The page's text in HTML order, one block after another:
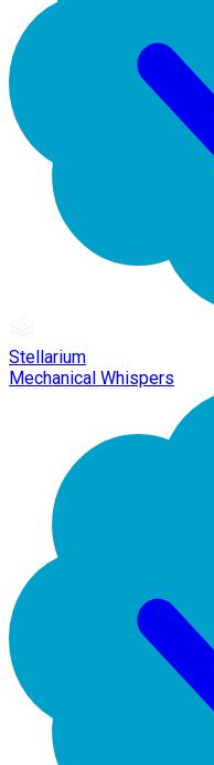
Stellarium
Mechanical Whispers